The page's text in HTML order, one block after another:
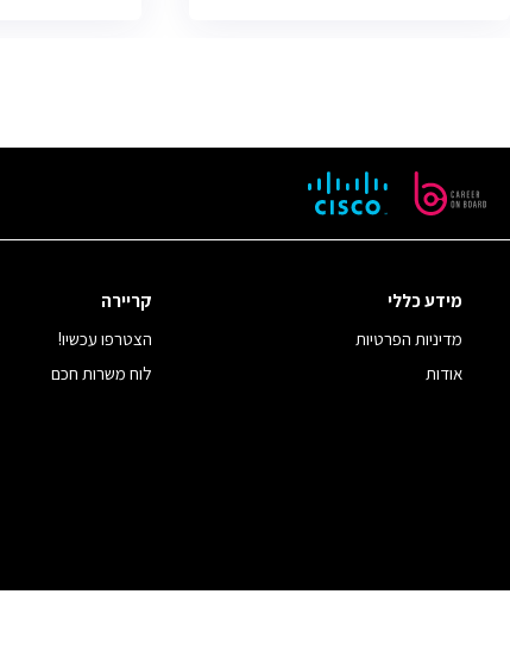
מידע כללי
מדיניות הפרטיות
אודות
קריירה
הצטרפו עכשיו!
לוח משרות חכם